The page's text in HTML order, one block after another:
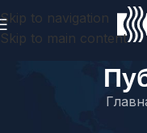
Skip to navigation
Skip to main content